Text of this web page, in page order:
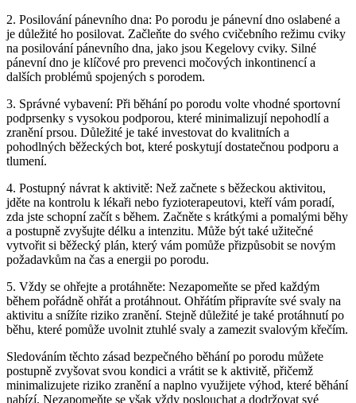
2. Posilování pánevního dna: Po porodu je pánevní dno oslabené a
je důležité ho posilovat. Začleňte do svého cvičebního režimu cviky
na posilování pánevního dna, jako jsou Kegelovy cviky. Silné
pánevní dno je klíčové pro prevenci močových inkontinencí a
dalších problémů spojených s porodem.
3. Správné vybavení: Při běhání po porodu volte vhodné sportovní
podprsenky s vysokou podporou, které minimalizují nepohodlí a
zranění prsou. Důležité je také investovat do kvalitních a
pohodlných běžeckých bot, které poskytují dostatečnou podporu a
tlumení.
4. Postupný návrat k aktivitě: Než začnete s běžeckou aktivitou,
jděte na kontrolu k lékaři nebo fyzioterapeutovi, kteří vám poradí,
zda jste schopní začít s během. Začněte s krátkými a pomalými běhy
a postupně zvyšujte délku a intenzitu. Může být také užitečné
vytvořit si běžecký plán, který vám pomůže přizpůsobit se novým
požadavkům na čas a energii po porodu.
5. Vždy se ohřejte a protáhněte: Nezapomeňte se před každým
během pořádně ohřát a protáhnout. Ohřátím připravíte své svaly na
aktivitu a snížíte riziko zranění. Stejně důležité je také protáhnutí po
běhu, které pomůže uvolnit ztuhlé svaly a zamezit svalovým křečím.
Sledováním těchto zásad bezpečného běhání po porodu můžete
postupně zvyšovat svou kondici a vrátit se k aktivitě, přičemž
minimalizujete riziko zranění a naplno využijete výhod, které běhání
nabízí. Nezapomeňte se však vždy poslouchat a dodržovat své